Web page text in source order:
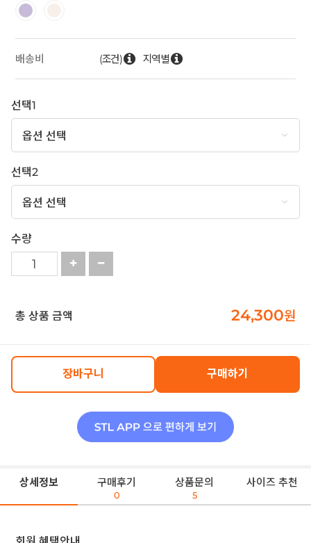
배송비 (조건) 지역별
선택1
선택2
수량
총 상품 금액 24,300원
장바구니 구매하기
상세정보 구매후기
0
상품문의
5
사이즈 추천